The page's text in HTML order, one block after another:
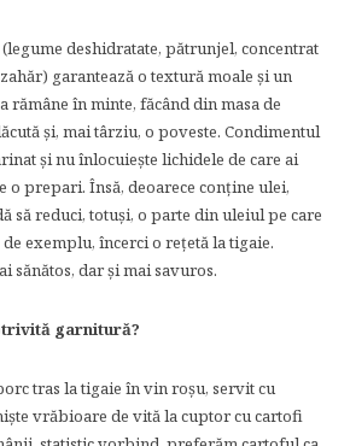
deshidratate, pătrunjel, concentrat
garantează o textură moale și un
rămâne în minte, făcând din masa de
și, mai târziu, o poveste. Condimentul
și nu înlocuiește lichidele de care ai
o prepari. Însă, deoarece conține ulei,
să reduci, totuși, o parte din uleiul pe care
exemplu, încerci o rețetă la tigaie.
sănătos, dar și mai savuros.
ă garnitură?
tras la tigaie în vin roșu, servit cu
vrăbioare de vită la cuptor cu cartofi